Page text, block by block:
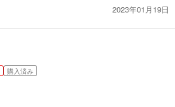
2023年01月19日
購入済み